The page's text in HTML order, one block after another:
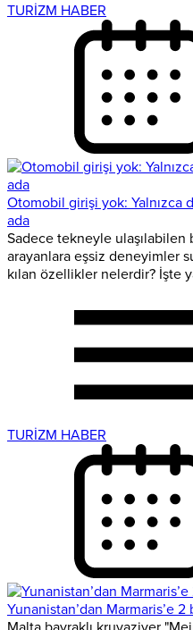
TURİZM HABER
Otomobil girişi yok: Yalnızca
ada
Sadece tekneyle
arayanlara eşsiz deneyimler
kılan özellikler nelerdir? İşte
TURİZM HABER
Yunanistan’dan Marmaris’e